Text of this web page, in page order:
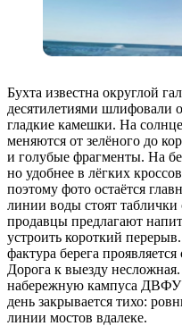
Бухта известна округлой
десятилетиями шлифовали
гладкие камешки. На
меняются от зелёного до
и голубые фрагменты. На
но удобнее в лёгких
поэтому фото остаётся
линии воды стоят таблички
продавцы предлагают
устроить короткий
фактура берега
Дорога к выезду
набережную кампуса ДВФУ
день закрывается тихо:
линии мостов вдалеке.